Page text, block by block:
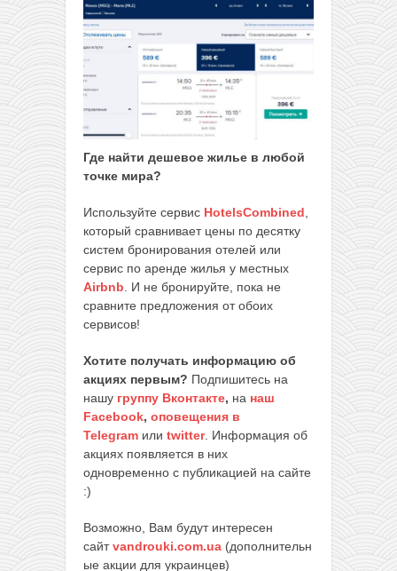
Где найти дешевое жилье в любой
точке мира?
Используйте сервис HotelsCombined,
который сравнивает цены по десятку
систем бронирования отелей или
сервис по аренде жилья у местных
Airbnb. И не бронируйте, пока не
сравните предложения от обоих
сервисов!
Хотите получать информацию об
акциях первым? Подпишитесь на
нашу группу Вконтакте, на наш
Facebook, оповещения в
Telegram или twitter. Информация об
акциях появляется в них
одновременно с публикацией на сайте
:)
Возможно, Вам будут интересен
сайтvandrouki.com.ua (дополнительн
ые акции для украинцев)